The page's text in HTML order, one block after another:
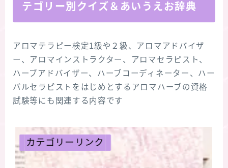
テゴリー別クイズ＆あいうえお辞典
アロマテラピー検定1級や２級、アロマアドバイザ
ー、アロマインストラクター、アロマセラピスト、
ハーブアドバイザー、ハーブコーディネーター、ハー
バルセラピストをはじめとするアロマハーブの資格
試験等にも関連する内容です
カテゴリーリンク